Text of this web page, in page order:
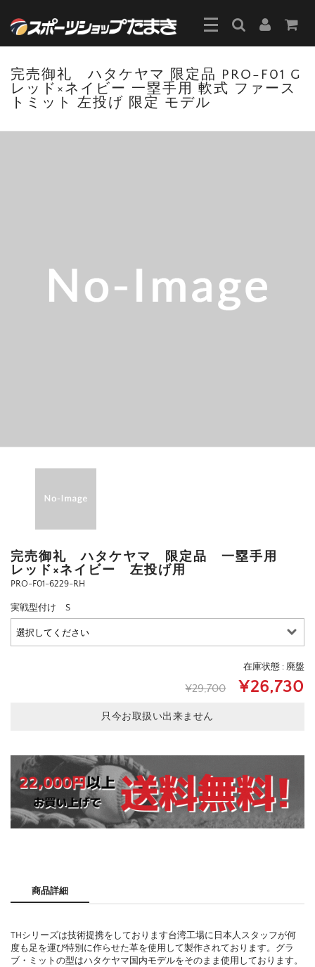
完売御礼 ハタケヤマ 限定品 PRO-F01 G
レッド×ネイビー 一塁手用 軟式 ファース
トミット 左投げ 限定 モデル
完売御礼 ハタケヤマ 限定品 一塁手用
レッド×ネイビー 左投げ用
PRO-F01-6229-RH
実戦型付け S
在庫状態 : 廃盤
¥29,700 ¥26,730
只今お取扱い出来ません
商品詳細
THシリーズは技術提携をしております台湾工場に日本人スタッフが何
度も足を運び特別に作らせた革を使用して製作されております。グラ
ブ・ミットの型はハタケヤマ国内モデルをそのまま使用しております。